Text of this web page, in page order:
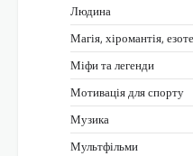
Людина
Магія, хіромантія,
Міфи та легенди
Мотивація для спорту
Музика
Мультфільми